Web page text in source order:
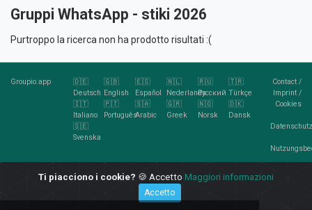
Gruppi WhatsApp - stiki 2026
Purtroppo la ricerca non ha prodotto risultati :(
Groupio.app
🇩🇪
Deutsch
🇬🇧
English
🇪🇸
Español
🇳🇱
Nederlands
🇷🇺
Русский
🇹🇷
Türkçe
🇮🇹
Italiano
🇵🇹
Português
🇸🇦
Arabic
🇬🇷
Greek
🇳🇴
Norsk
🇩🇰
Dansk
🇸🇪
Svenska
Contact/
Imprint/
Cookies
Ti piacciono i cookie? 🍪 Accetto Maggiori informazioni
Accetto